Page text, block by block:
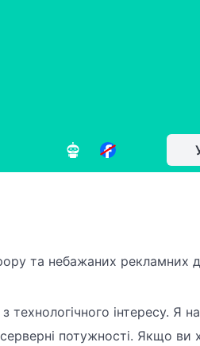
та небажаних рекламних
інтересу. Я
потужності. Якщо ви